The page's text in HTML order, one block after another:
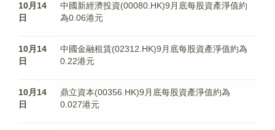
10月14
日
中國新經濟投資(00080.HK)9月底每股資產淨值約
為0.06港元
10月14
日
中國金融租賃(02312.HK)9月底每股資產淨值約為
0.22港元
10月14
日
鼎立資本(00356.HK)9月底每股資產淨值約為
0.027港元